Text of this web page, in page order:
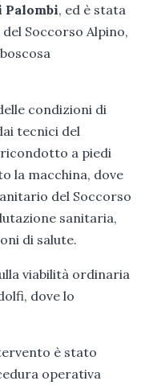
Palombi, ed è stata
Soccorso Alpino,
condizioni di
tecnici del
ricondotto a piedi
la macchina, dove
del Soccorso
sanitaria,
di salute.
viabilità ordinaria
dove lo
è stato
operativa